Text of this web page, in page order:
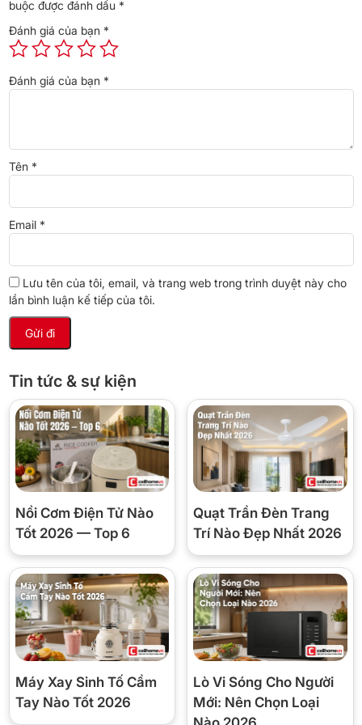
trữ.
Ngăn lạnh
Ngăn lạnh dung tích 215 lítphù hợp để bảo quản rau củ, trái cây,
đồ uống và thực phẩm dùng trong vài ngày. Các khay kính cường
lực chịu lực tốt, đủ để đặt nồi, chai lọ dung tích lớn nếu cần.
đều, giúp bạn dễ quan sát thực phẩm ngay cả khi tủ chứa nhiều
đồ. Khi sử dụng thực tế, đèn LED cũng góp phần tiết kiệm điện
hơn so với đèn truyền thống.
Công nghệ tiết kiệm điện
Tủ sử dụng công nghệ Digital Inverter, cho phép máy nén điều
chỉnh vòng quay linh hoạt theo nhu cầu làm lạnh thực tế bên
buộc được đánh dấu *
Đánh giá của bạn *
Đánh giá của bạn *
Tên *
Email *
Lưu tên của tôi, email, và trang web trong trình duyệt này cho
lần bình luận kế tiếp của tôi.
Tin tức & sự kiện
Nồi Cơm Điện Tử Nào
Tốt 2026 — Top 6
Quạt Trần Đèn Trang
Trí Nào Đẹp Nhất 2026
Máy Xay Sinh Tố Cầm
Tay Nào Tốt 2026
Lò Vi Sóng Cho Người
Mới: Nên Chọn Loại